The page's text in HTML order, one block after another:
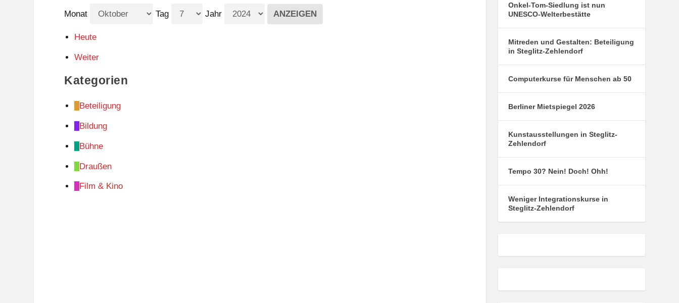
Monat Tag Jahr
Heute
Weiter
Kategorien
Beteiligung
Bildung
Bühne
Draußen
Film & Kino
Onkel-Tom-Siedlung ist nun
UNESCO-Welterbestätte
Mitreden und Gestalten: Beteiligung
in Steglitz-Zehlendorf
Computerkurse für Menschen ab 50
Berliner Mietspiegel 2026
Kunstausstellungen in Steglitz-
Zehlendorf
Tempo 30? Nein! Doch! Ohh!
Weniger Integrationskurse in
Steglitz-Zehlendorf